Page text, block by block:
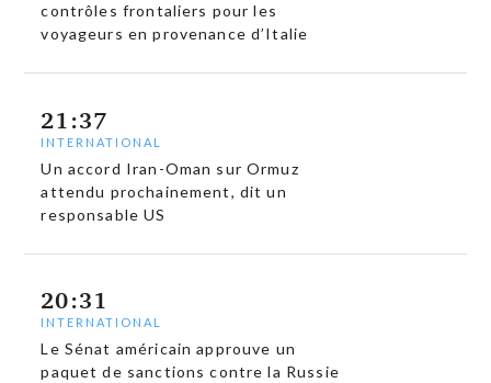
contrôles frontaliers pour les
voyageurs en provenance d’Italie
21:37
INTERNATIONAL
Un accord Iran-Oman sur Ormuz
attendu prochainement, dit un
responsable US
20:31
INTERNATIONAL
Le Sénat américain approuve un
paquet de sanctions contre la Russie